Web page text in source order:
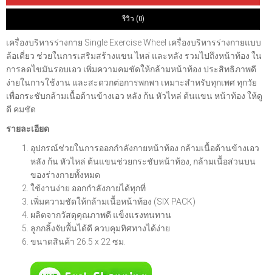
รีวิว (0)
เครื่องบริหารร่างกาย Single Exercise Wheel เครื่องบริหารร่างกายแบบ
ล้อเดี่ยว ช่วยในการเสริมสร้างแขน ไหล่ และหลัง รวมไปถึงหน้าท้อง ใน
การลดไขมันรอบเอว เพิ่มความคมชัดให้กล้ามหน้าท้อง ประสิทธิภาพดี
ง่ายในการใช้งาน และสะดวกต่อการพกพา เหมาะสำหรับทุกเพศ ทุกวัย
เพื่อกระชับกล้ามเนื้อด้านข้างเอว หลัง ก้น หัวไหล่ ต้นแขน หน้าท้อง ให้ดู
ดี คมชัด
รายละเอียด
อุปกรณ์ช่วยในการออกกำลังกายหน้าท้อง กล้ามเนื้อด้านข้างเอว
หลัง ก้น หัวไหล่ ต้นแขนช่วยกระชับหน้าท้อง, กล้ามเนื้อส่วนบน
ของร่างกายทั้งหมด
ใช้งานง่าย ออกกำลังกายได้ทุกที่
เพิ่มความชัดให้กล้ามเนื้อหน้าท้อง (SIX PACK)
ผลิตจากวัสดุคุณภาพดี แข็งแรงทนทาน
ลูกกลิ้งจับพื้นได้ดี ควบคุมทิศทางได้ง่าย
ขนาดสินค้า 26.5 x 22 ซม.